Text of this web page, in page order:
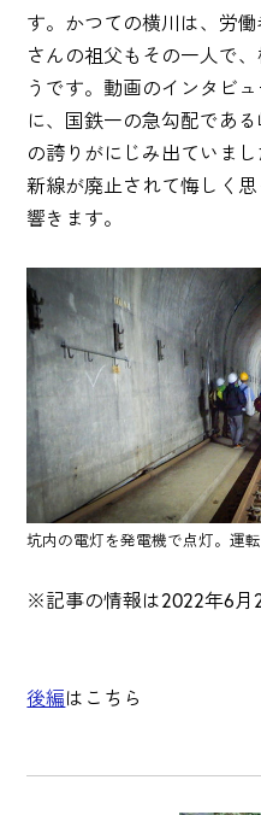
す。かつての横川は、労
さんの祖父もその一人で
うです。動画のインタビ
に、国鉄一の急勾配であ
の誇りがにじみ出ていま
新線が廃止されて悔しく
響きます。
坑内の電灯を発電機で点灯。運
※記事の情報は2022年6月
後編はこちら